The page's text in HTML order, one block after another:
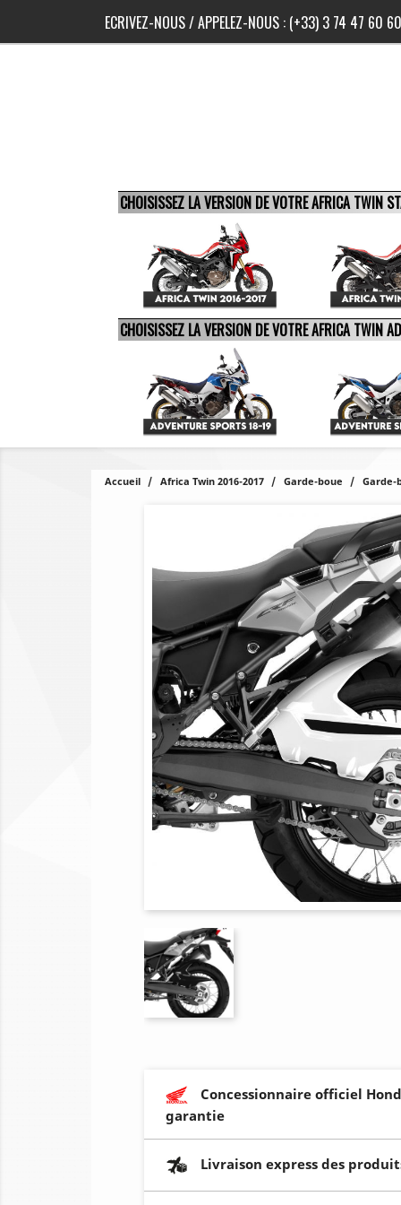
ECRIVEZ-NOUS/ APPELEZ-NOUS : (+33) 3 74 47 60 60
CHOISISSEZ LA VERSION DE VOTRE AFRICA TWIN
CHOISISSEZ LA VERSION DE VOTRE AFRICA TWIN
Accueil Africa Twin 2016-2017 Garde-boue Garde-
Concessionnaire officiel
garantie
Livraison express des